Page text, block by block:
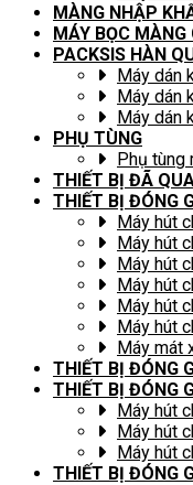
MÀNG NHẬP
MÁY BỌC MÀNG
PACKSIS HÀN
Máy dán
Máy dán
Máy dán
PHỤ TÙNG
Phụ tùng
THIẾT BỊ ĐÃ
THIẾT BỊ ĐÓNG
Máy hút
Máy hút
Máy hút
Máy hút
Máy hút
Máy hút
Máy mát
THIẾT BỊ ĐÓNG
THIẾT BỊ ĐÓNG
Máy hút
Máy hút
Máy hút
THIẾT BỊ ĐÓNG